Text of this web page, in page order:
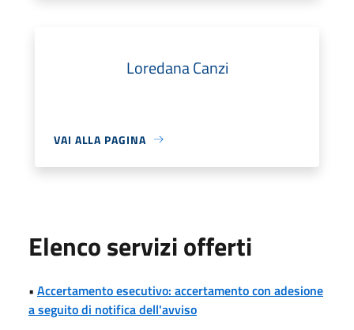
Loredana Canzi
VAI ALLA PAGINA
Elenco servizi offerti
• Accertamento esecutivo: accertamento con adesione
a seguito di notifica dell'avviso